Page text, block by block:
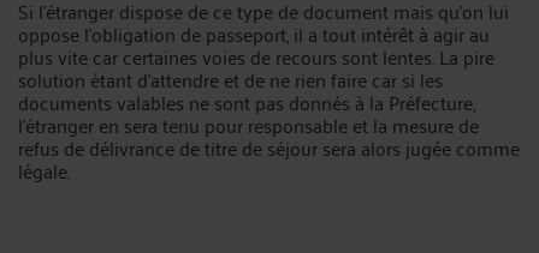
Si l’étranger dispose de ce type de document mais qu’on lui
oppose l’obligation de passeport, il a tout intérêt à agir au
plus vite car certaines voies de recours sont lentes. La pire
solution étant d’attendre et de ne rien faire car si les
documents valables ne sont pas donnés à la Préfecture,
l’étranger en sera tenu pour responsable et la mesure de
refus de délivrance de titre de séjour sera alors jugée comme
légale.